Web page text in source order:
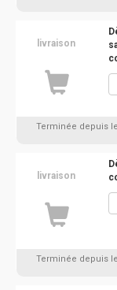
livraison
Terminée depuis
livraison
Terminée depuis